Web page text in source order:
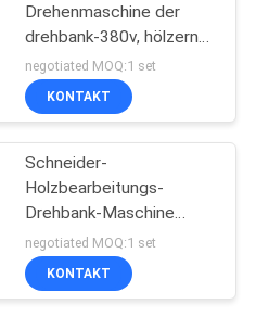
13
Drehenmaschine der
drehbank-380v, hölzerne
Drehbank-Maschine
L20mm Cnc
negotiated MOQ:1 set
KONTAKT
Schneider-
Holzbearbeitungs-
Drehbank-Maschine
3500rpm Mdf Cnc-
Schneidemaschine des
Doppelt-4kw
negotiated MOQ:1 set
KONTAKT